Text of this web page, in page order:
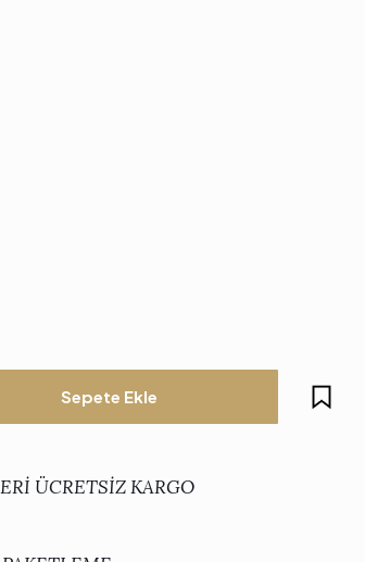
Sepete Ekle
ÜCRETSİZ KARGO